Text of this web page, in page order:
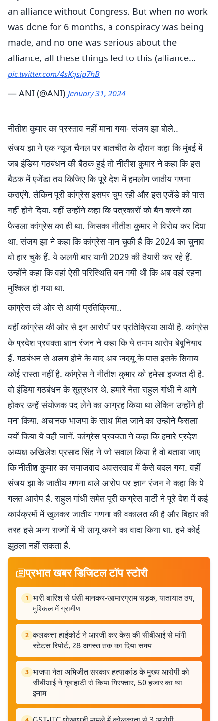
an alliance without Congress. But when no work
was done for 6 months, a conspiracy was being
made, and no one was serious about the
alliance, all these things led to this (alliance…
pic.twitter.com/4sKqsip7hB
— ANI (@ANI) January 31, 2024
नीतीश कुमार का प्रस्ताव नहीं माना गया- संजय झा बोले..
संजय झा ने एक न्यूज चैनल पर बातचीत के दौरान कहा कि मुंबई में
जब इंडिया गठबंधन की बैठक हुई तो नीतीश कुमार ने कहा कि इस
बैठक में एजेंडा तय किजिए कि पूरे देश में हमलोग जातीय गणना
कराएंगे. लेकिन पूरी कांग्रेस इसपर चुप रही और इस एजेंडे को पास
नहीं होने दिया. वहीं उन्होंने कहा कि पत्रकारों को बैन करने का
फैसला कांग्रेस का ही था. जिसका नीतीश कुमार ने विरोध कर दिया
था. संजय झा ने कहा कि कांग्रेस मान चुकी है कि 2024 का चुनाव
वो हार चुके हैं. ये अलगी बार यानी 2029 की तैयारी कर रहे हैं.
उन्होंने कहा कि वहां ऐसी परिस्थिति बन गयी थी कि अब वहां रहना
मुश्किल हो गया था.
कांग्रेस की ओर से आयी प्रतिक्रिया..
वहीं कांग्रेस की ओर से इन आरोपों पर प्रतिक्रिया आयी है. कांग्रेस
के प्रदेश प्रवक्ता ज्ञान रंजन ने कहा कि ये तमाम आरोप बेबुनियाद
हैं. गठबंधन से अलग होने के बाद अब जदयू के पास इसके सिवाय
कोई रास्ता नहीं है. कांग्रेस ने नीतीश कुमार को हमेसा इज्जत दी है.
वो इंडिया गठबंधन के सूत्रधार थे. हमारे नेता राहुल गांधी ने आगे
होकर उन्हें संयोजक पद लेने का आग्रह किया था लेकिन उन्होंने ही
मना किया. अचानक भाजपा के साथ मिल जाने का उन्होंने फैसला
क्यों किया ये वही जानें. कांग्रेस प्रवक्ता ने कहा कि हमारे प्रदेश
अध्यक्ष अखिलेश प्रसाद सिंह ने जो सवाल किया है वो बताया जाए
कि नीतीश कुमार का समाजवाद अवसरवाद में कैसे बदल गया. वहीं
संजय झा के जातीय गणना वाले आरोप पर ज्ञान रंजन ने कहा कि ये
गलत आरोप है. राहुल गांधी समेत पूरी कांग्रेस पार्टी ने पूरे देश में कई
कार्यक्रमों में खुलकर जातीय गणना की वकालत की है और बिहार की
तरह इसे अन्य राज्यों में भी लागू करने का वादा किया था. इसे कोई
झुठला नहीं सकता है.
प्रभात खबर डिजिटल टॉप स्टोरी
1 भारी बारिश से धंसी मानकर-खामारग्राम सड़क, यातायात ठप,
मुश्किल में ग्रामीण
2 कलकत्ता हाईकोर्ट ने आरजी कर केस की सीबीआई से मांगी
स्टेटस रिपोर्ट, 28 अगस्त तक का दिया समय
3 भाजपा नेता अभिजीत सरकार हत्याकांड के मुख्य आरोपी को
सीबीआई ने गुवाहाटी से किया गिरफ्तार, 50 हजार का था
इनाम